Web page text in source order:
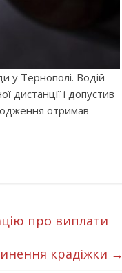
у Тернополі. Водій
дистанції і допустив
отримав
про виплати
крадіжки →